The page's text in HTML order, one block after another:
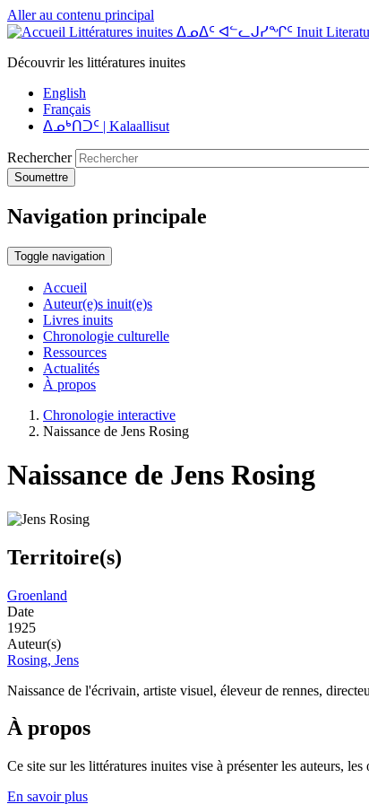
Aller au contenu principal
Littératures inuites ᐃᓄᐃᑦ ᐊᓪᓚᒍᓯᖏᑦ Inuit
Découvrir les littératures inuites
English
Français
ᐃᓄᒃᑎᑐᑦ | Kalaallisut
Rechercher
Soumettre
Navigation principale
Toggle navigation
Accueil
Auteur(e)s inuit(e)s
Livres inuits
Chronologie culturelle
Ressources
Actualités
À propos
Chronologie interactive
Naissance de Jens Rosing
Naissance de Jens Rosing
Territoire(s)
Groenland
Date
1925
Auteur(s)
Rosing, Jens
Naissance de l'écrivain, artiste visuel, éleveur de rennes,
À propos
Ce site sur les littératures inuites vise à présenter les auteurs,
En savoir plus